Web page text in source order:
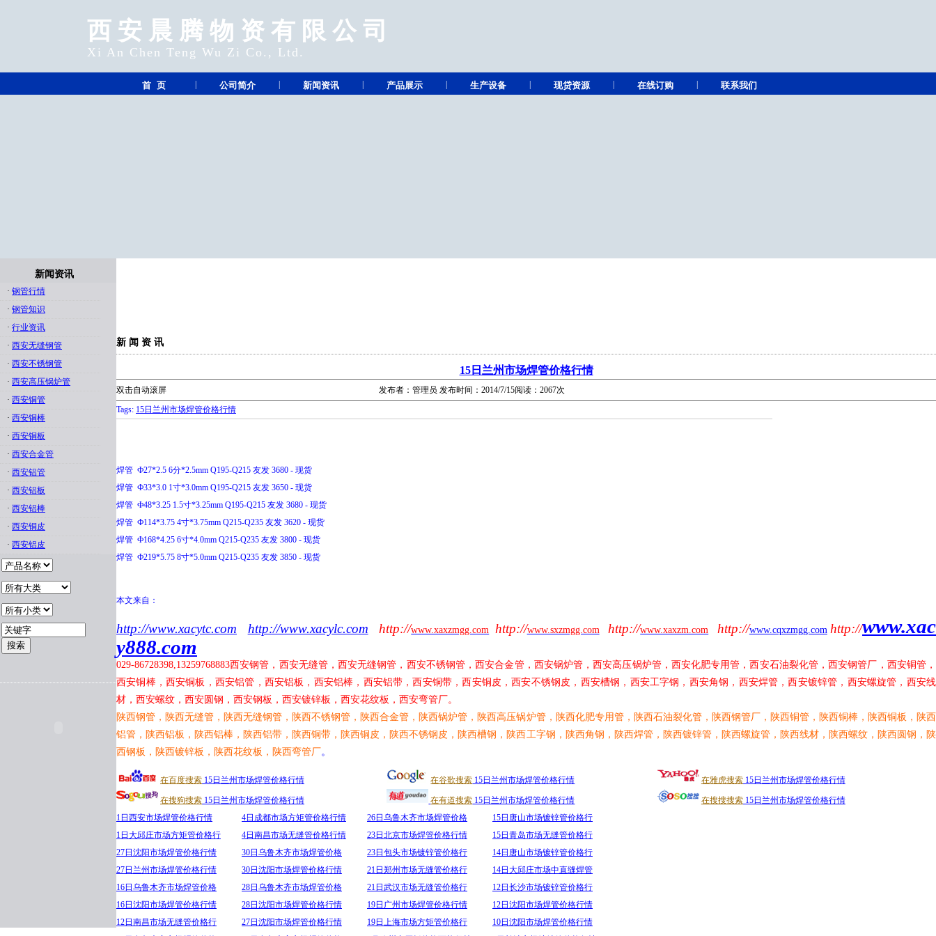
西安晨腾物资有限公司
Xi An Chen Teng Wu Zi Co., Ltd.
首 页 公司简介 新闻资讯 产品展示 生产设备 现贷资源 在线订购 联系我们
新闻资讯
· 钢管行情
· 钢管知识
· 行业资讯
· 西安无缝钢管
· 西安不锈钢管
· 西安高压锅炉管
· 西安铜管
· 西安铜棒
· 西安铜板
· 西安合金管
· 西安铝管
· 西安铝板
· 西安铝棒
· 西安铜皮
· 西安铝皮
新 闻 资 讯
15日兰州市场焊管价格行情
双击自动滚屏
发布者：管理员 发布时间：2014/7/15阅读：2067次
Tags: 15日兰州市场焊管价格行情
焊管 Ф27*2.5 6分*2.5mm Q195-Q215 友发 3680 - 现货
焊管 Ф33*3.0 1寸*3.0mm Q195-Q215 友发 3650 - 现货
焊管 Ф48*3.25 1.5寸*3.25mm Q195-Q215 友发 3680 - 现货
焊管 Ф114*3.75 4寸*3.75mm Q215-Q235 友发 3620 - 现货
焊管 Ф168*4.25 6寸*4.0mm Q215-Q235 友发 3800 - 现货
焊管 Ф219*5.75 8寸*5.0mm Q215-Q235 友发 3850 - 现货
本文来自：
http://www.xacytc.com http://www.xacylc.com http://www.xaxzmgg.com http://www.sxzmgg.com http://www.xaxzm.com http://www.cqxzmgg.com http://www.xac
y888.com
029-86728398,13259768883西安钢管，西安无缝管，西安无缝钢管，西安不锈钢管，西安合金管，西安锅炉管，西安高压锅炉管，西安化肥专用管，西安石油裂化管，西安钢管厂，西安铜管，
西安铜棒，西安铜板，西安铝管，西安铝板，西安铝棒，西安铝带，西安铜带，西安铜皮，西安不锈钢皮，西安槽钢，西安工字钢，西安角钢，西安焊管，西安镀锌管，西安螺旋管，西安线
材，西安螺纹，西安圆钢，西安钢板，西安镀锌板，西安花纹板，西安弯管厂。
陕西钢管，陕西无缝管，陕西无缝钢管，陕西不锈钢管，陕西合金管，陕西锅炉管，陕西高压锅炉管，陕西化肥专用管，陕西石油裂化管，陕西钢管厂，陕西铜管，陕西铜棒，陕西铜板，陕西
铝管，陕西铝板，陕西铝棒，陕西铝带，陕西铜带，陕西铜皮，陕西不锈钢皮，陕西槽钢，陕西工字钢，陕西角钢，陕西焊管，陕西镀锌管，陕西螺旋管，陕西线材，陕西螺纹，陕西圆钢，陕
西钢板，陕西镀锌板，陕西花纹板，陕西弯管厂。
在百度搜索 15日兰州市场焊管价格行情 在谷歌搜索 15日兰州市场焊管价格行情 在雅虎搜索15日兰州市场焊管价格行情
在搜狗搜索 15日兰州市场焊管价格行情 在有道搜索 15日兰州市场焊管价格行情 在搜搜搜索15日兰州市场焊管价格行情
1日西安市场焊管价格行情
1日大邱庄市场方矩管价格行
27日沈阳市场焊管价格行情
27日兰州市场焊管价格行情
16日乌鲁木齐市场焊管价格
16日沈阳市场焊管价格行情
12日南昌市场无缝管价格行
4日成都市场方矩管价格行情
4日南昌市场无缝管价格行情
30日乌鲁木齐市场焊管价格
30日沈阳市场焊管价格行情
28日乌鲁木齐市场焊管价格
28日沈阳市场焊管价格行情
27日沈阳市场焊管价格行情
26日乌鲁木齐市场焊管价格
23日北京市场焊管价格行情
23日包头市场镀锌管价格行
21日郑州市场无缝管价格行
21日武汉市场无缝管价格行
19日广州市场焊管价格行情
19日上海市场方矩管价格行
15日唐山市场镀锌管价格行
15日青岛市场无缝管价格行
14日唐山市场镀锌管价格行
14日大邱庄市场中直缝焊管
12日长沙市场镀锌管价格行
12日沈阳市场焊管价格行情
10日沈阳市场焊管价格行情